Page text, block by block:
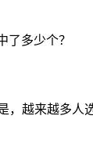
多少个？
，越来越多人